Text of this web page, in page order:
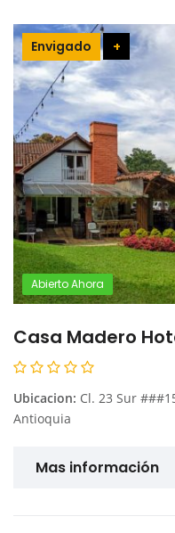
Envigado +
Abierto Ahora
Casa Madero
Ubicacion: Cl. 23 Sur
Antioquia
Mas información